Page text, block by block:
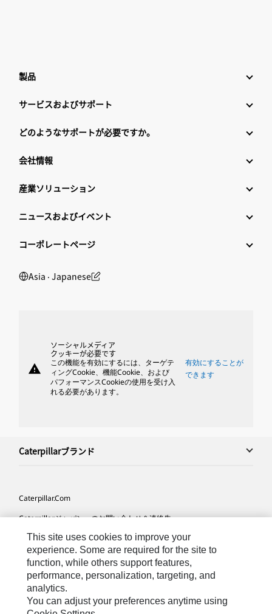
製品
サービスおよびサポート
どのようなサポートが必要ですか。
会社情報
産業ソリューション
ニュースおよびイベント
コーポレートページ
Asia ‧ Japanese
warning
ソーシャルメディア
クッキーが必要です
この機能を有効にするには、ターゲテ
ィングCookie、機能Cookie、および
パフォーマンスCookieの使用を受け入
れる必要があります。
有効にすることが
できます
Caterpillarブランド
Caterpillar.com
Caterpillarジャパンへのお問い合わせ＆連絡先
マイマーケティング情報配信設定
サイト･マップ
Cookie Settings
法的事項
This site uses cookies to improve your
experience. Some are required for the site to
function, while others support features,
performance, personalization, targeting, and
analytics.
You can adjust your preferences anytime using